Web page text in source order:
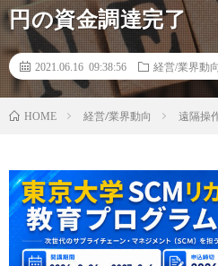
円の資金調達完了
2021.06.16 09:38:56 経営/業界動向
HOME 経営/業界動向 遠隔操